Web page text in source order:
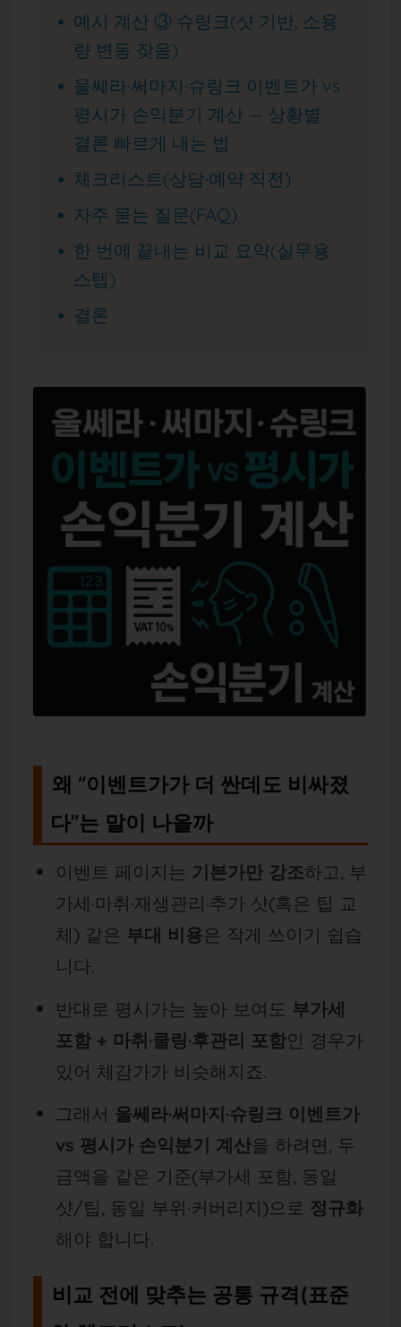
예시 계산 ③ 슈링크(샷 기반, 소용
량 변동 잦음)
울쎄라·써마지·슈링크 이벤트가 vs
평시가 손익분기 계산 — 상황별
결론 빠르게 내는 법
체크리스트(상담·예약 직전)
자주 묻는 질문(FAQ)
한 번에 끝내는 비교 요약(실무용
스텝)
결론
왜 “이벤트가가 더 싼데도 비싸졌
다”는 말이 나올까
이벤트 페이지는 기본가만 강조하고, 부
가세·마취·재생관리·추가 샷(혹은 팁 교
체) 같은 부대 비용은 작게 쓰이기 쉽습
니다.
반대로 평시가는 높아 보여도 부가세
포함 + 마취·쿨링·후관리 포함인 경우가
있어 체감가가 비슷해지죠.
그래서 울쎄라·써마지·슈링크 이벤트가
vs 평시가 손익분기 계산을 하려면, 두
금액을 같은 기준(부가세 포함, 동일
샷/팁, 동일 부위·커버리지)으로 정규화
해야 합니다.
비교 전에 맞추는 공통 규격(표준